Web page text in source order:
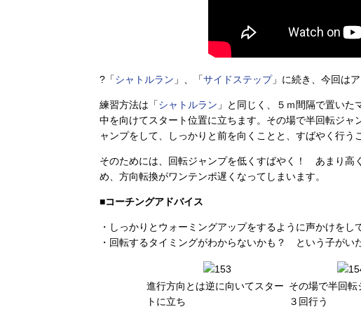
?「シャトルラン 」、「サイドステップ」に続き、今回は
練習方法は「シャトルラン 」と同じく、５ｍ間隔で置い
中を向けてスタート位置に立ちます。その場で半回転ジ
ャンプをして、しっかりと前を向くことと、すばやく行う
そのためには、回転ジャンプを低くすばやく！ あまり高
め、方向転換がワンテンポ遅くなってしまいます。
■コーチングアドバイス
・しっかりとウォーミングアップをするように声かけをし
・回転するタイミングがわからないかも？ という子がい
進行方向とは逆に向いてスター
トに立ち
その場で半回転
３回行う